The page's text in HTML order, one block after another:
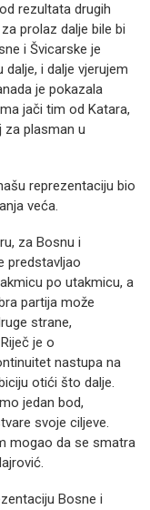
rezultata drugih
prolaz dalje bile bi
i Švicarske je
i dalje vjerujem
je pokazala
jači tim od Katara,
za plasman u
reprezentaciju bio
veća.
za Bosnu i
predstavljao
po utakmicu, a
partija može
strane,
je o
nastupa na
otići što dalje.
jedan bod,
svoje ciljeve.
mogao da se smatra
Bosne i